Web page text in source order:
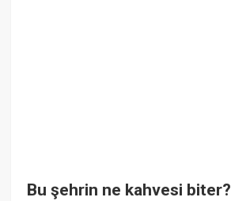
Bu şehrin ne kahvesi biter?